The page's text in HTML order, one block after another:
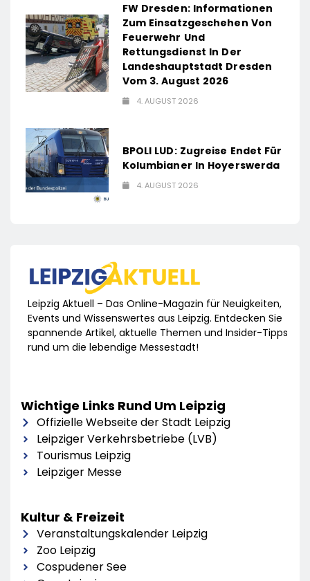
FW Dresden: Informationen
Zum Einsatzgeschehen Von
Feuerwehr Und
Rettungsdienst In Der
Landeshauptstadt Dresden
Vom 3. August 2026
4. AUGUST 2026
BPOLI LUD: Zugreise Endet Für
Kolumbianer In Hoyerswerda
4. AUGUST 2026
Leipzig Aktuell – Das Online-Magazin für Neuigkeiten,
Events und Wissenswertes aus Leipzig. Entdecken Sie
spannende Artikel, aktuelle Themen und Insider-Tipps
rund um die lebendige Messestadt!
Wichtige Links Rund Um Leipzig
Offizielle Webseite der Stadt Leipzig
Leipziger Verkehrsbetriebe (LVB)
Tourismus Leipzig
Leipziger Messe
Kultur & Freizeit
Veranstaltungskalender Leipzig
Zoo Leipzig
Cospudener See